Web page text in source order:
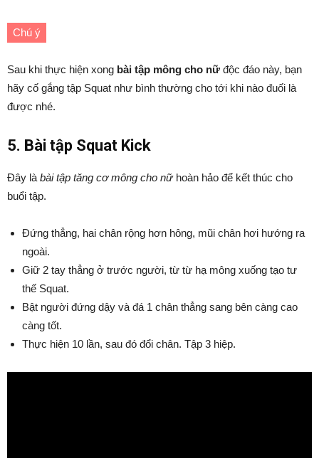
Chú ý
Sau khi thực hiện xong bài tập mông cho nữ độc đáo này, bạn
hãy cố gắng tập Squat như bình thường cho tới khi nào đuối là
được nhé.
5. Bài tập Squat Kick
Đây là bài tập tăng cơ mông cho nữhoàn hảo để kết thúc cho
buổi tập.
Đứng thẳng, hai chân rộng hơn hông, mũi chân hơi hướng ra
ngoài.
Giữ 2 tay thẳng ở trước người, từ từ hạ mông xuống tạo tư
thế Squat.
Bật người đứng dậy và đá 1 chân thẳng sang bên càng cao
càng tốt.
Thực hiện 10 lần, sau đó đổi chân. Tập 3 hiệp.